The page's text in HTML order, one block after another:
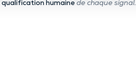
qualification humainede chaque signal.